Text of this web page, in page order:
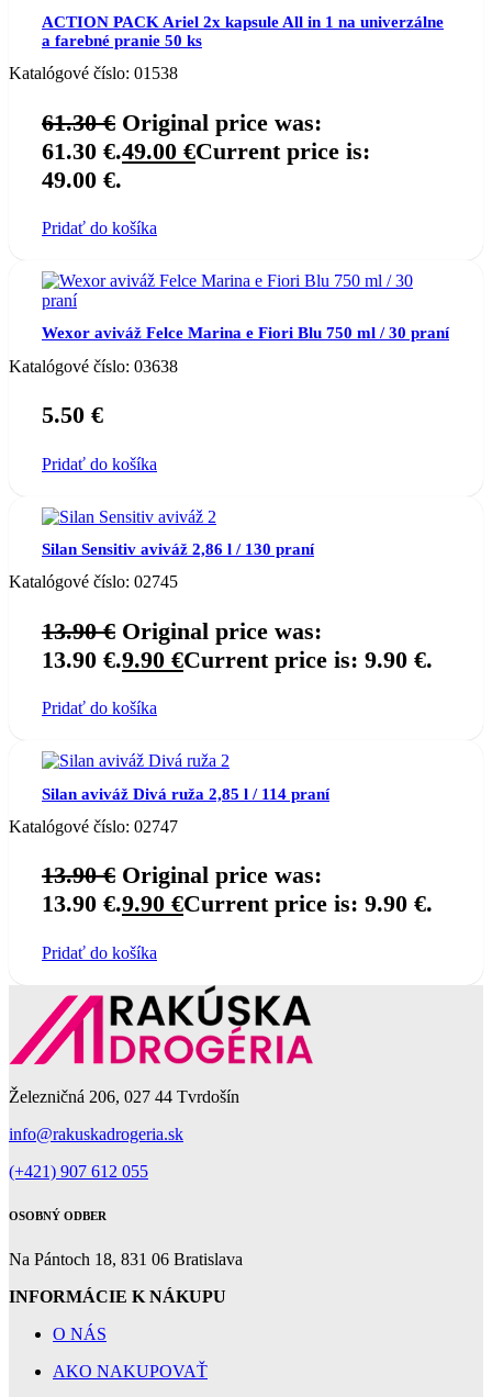
ACTION PACK Ariel 2x kapsule All in 1 na univerzálne
a farebné pranie 50 ks
Katalógové číslo: 01538
61.30€ Original price was:
61.30 €.49.00 €Current price is:
49.00 €.
Pridať do košíka
Wexor aviváž Felce Marina e Fiori Blu 750 ml / 30 praní
Katalógové číslo: 03638
5.50 €
Pridať do košíka
Silan Sensitiv aviváž 2,86 l / 130 praní
Katalógové číslo: 02745
13.90€ Original price was:
13.90 €.9.90 €Current price is: 9.90 €.
Pridať do košíka
Silan aviváž Divá ruža 2,85 l / 114 praní
Katalógové číslo: 02747
13.90€ Original price was:
13.90 €.9.90 €Current price is: 9.90 €.
Pridať do košíka
Železničná 206, 027 44 Tvrdošín
info@rakuskadrogeria.sk
(+421) 907 612 055
OSOBNÝ ODBER
Na Pántoch 18, 831 06 Bratislava
INFORMÁCIE K NÁKUPU
O NÁS
AKO NAKUPOVAŤ